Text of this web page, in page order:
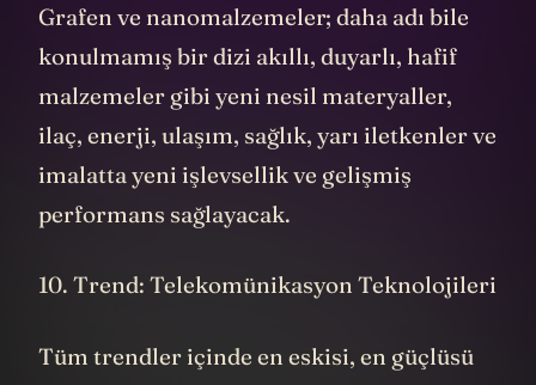
Grafen ve nanomalzemeler; daha adı bile
konulmamış bir dizi akıllı, duyarlı, hafif
malzemeler gibi yeni nesil materyaller,
ilaç, enerji, ulaşım, sağlık, yarı iletkenler ve
imalatta yeni işlevsellik ve gelişmiş
performans sağlayacak.
10. Trend: Telekomünikasyon Teknolojileri
Tüm trendler içinde en eskisi, en güçlüsü